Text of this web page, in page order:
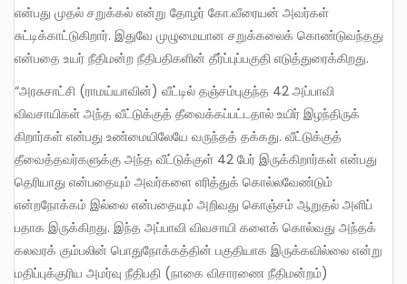
என்பது முதல் சறுக்கல் என்று தோழர் கோ.வீரையன் அவர்கள்
சுட்டிக்காட்டுகிறார். இதுவே முழுமையான சறுக்கலைக் கொண்டுவந்தது
என்பதை உயர் நீதிமன்ற நீதிபதிகளின் தீர்ப்புப்பகுதி எடுத்துரைக்கிறது.
“அரசுசாட்சி (ராமய்யாவின்) வீட்டில் தஞ்சம்புகுந்த 42 அப்பாவி
விவசாயிகள் அந்த வீட்டுக்குத் தீவைக்கப்பட்டதால் உயிர் இழந்திருக்
கிறார்கள் என்பது உண்மையிலேயே வருந்தத் தக்கது. வீட்டுக்குத்
தீவைத்தவர்களுக்கு அந்த வீட்டுக்குள் 42 பேர் இருக்கிறார்கள் என்பது
தெரியாது என்பதையும் அவர்களை எரித்துக் கொல்லவேண்டும்
என்றநோக்கம் இல்லை என்பதையும் அறிவது கொஞ்சம் ஆறுதல் அளிப்
பதாக இருக்கிறது. இந்த அப்பாவி விவசாயி களைக் கொல்வது அந்தக்
கலவரக் கும்பலின் பொதுநோக்கத்தின் பகுதியாக இருக்கவில்லை என்று
மதிப்புக்குரிய அமர்வு நீதிபதி (நாகை விசாரணை நீதிமன்றம்)